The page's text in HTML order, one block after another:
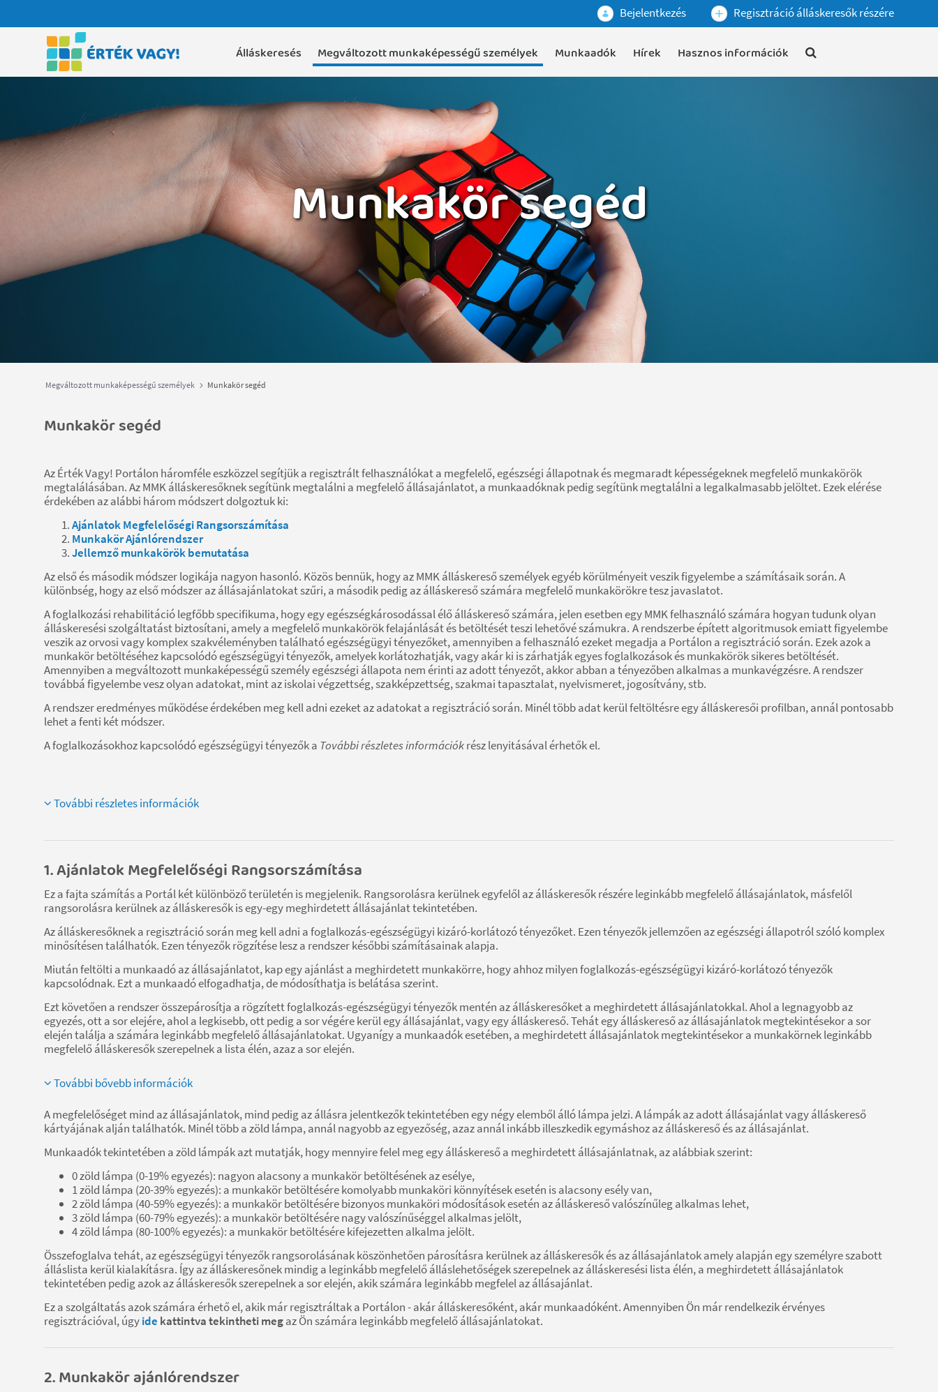
Bejelentkezés Regisztráció álláskeresők részére
Álláskeresés Megváltozott munkaképességű személyek Munkaadók Hírek Hasznos információk
Munkakör segéd
Megváltozott munkaképességű személyek Munkakör segéd
Munkakör segéd
Az Érték Vagy! Portálon háromféle eszközzel segítjük a regisztrált felhasználókat a megfelelő, egészségi állapotnak és megmaradt képességeknek megfelelő munkakörök
megtalálásában. Az MMK álláskeresőknek segítünk megtalálni a megfelelő állásajánlatot, a munkaadóknak pedig segítünk megtalálni a legalkalmasabb jelöltet. Ezek elérése
érdekében az alábbi három módszert dolgoztuk ki:
Ajánlatok Megfelelőségi Rangsorszámítása
Munkakör Ajánlórendszer
Jellemző munkakörök bemutatása
Az első és második módszer logikája nagyon hasonló. Közös bennük, hogy az MMK álláskereső személyek egyéb körülményeit veszik figyelembe a számításaik során. A
különbség, hogy az első módszer az állásajánlatokat szűri, a második pedig az álláskereső számára megfelelő munkakörökre tesz javaslatot.
A foglalkozási rehabilitáció legfőbb specifikuma, hogy egy egészségkárosodással élő álláskereső számára, jelen esetben egy MMK felhasználó számára hogyan tudunk olyan
álláskeresési szolgáltatást biztosítani, amely a megfelelő munkakörök felajánlását és betöltését teszi lehetővé számukra. A rendszerbe épített algoritmusok emiatt figyelembe
veszik az orvosi vagy komplex szakvéleményben található egészségügyi tényezőket, amennyiben a felhasználó ezeket megadja a Portálon a regisztráció során. Ezek azok a
munkakör betöltéséhez kapcsolódó egészségügyi tényezők, amelyek korlátozhatják, vagy akár ki is zárhatják egyes foglalkozások és munkakörök sikeres betöltését.
Amennyiben a megváltozott munkaképességű személy egészségi állapota nem érinti az adott tényezőt, akkor abban a tényezőben alkalmas a munkavégzésre. A rendszer
továbbá figyelembe vesz olyan adatokat, mint az iskolai végzettség, szakképzettség, szakmai tapasztalat, nyelvismeret, jogosítvány, stb.
A rendszer eredményes működése érdekében meg kell adni ezeket az adatokat a regisztráció során. Minél több adat kerül feltöltésre egy álláskeresői profilban, annál pontosabb
lehet a fenti két módszer.
A foglalkozásokhoz kapcsolódó egészségügyi tényezők a További részletes információkrész lenyitásával érhetők el.
További részletes információk
1. Ajánlatok Megfelelőségi Rangsorszámítása
Ez a fajta számítás a Portál két különböző területén is megjelenik. Rangsorolásra kerülnek egyfelől az álláskeresők részére leginkább megfelelő állásajánlatok, másfelől
rangsorolásra kerülnek az álláskeresők is egy-egy meghirdetett állásajánlat tekintetében.
Az álláskeresőknek a regisztráció során meg kell adni a foglalkozás-egészségügyi kizáró-korlátozó tényezőket. Ezen tényezők jellemzően az egészségi állapotról szóló komplex
minősítésen találhatók. Ezen tényezők rögzítése lesz a rendszer későbbi számításainak alapja.
Miután feltölti a munkaadó az állásajánlatot, kap egy ajánlást a meghirdetett munkakörre, hogy ahhoz milyen foglalkozás-egészségügyi kizáró-korlátozó tényezők
kapcsolódnak. Ezt a munkaadó elfogadhatja, de módosíthatja is belátása szerint.
Ezt követően a rendszer összepárosítja a rögzített foglalkozás-egészségügyi tényezők mentén az álláskeresőket a meghirdetett állásajánlatokkal. Ahol a legnagyobb az
egyezés, ott a sor elejére, ahol a legkisebb, ott pedig a sor végére kerül egy állásajánlat, vagy egy álláskereső. Tehát egy álláskereső az állásajánlatok megtekintésekor a sor
elején találja a számára leginkább megfelelő állásajánlatokat. Ugyanígy a munkaadók esetében, a meghirdetett állásajánlatok megtekintésekor a munkakörnek leginkább
megfelelő álláskeresők szerepelnek a lista élén, azaz a sor elején.
További bővebb információk
A megfelelőséget mind az állásajánlatok, mind pedig az állásra jelentkezők tekintetében egy négy elemből álló lámpa jelzi. A lámpák az adott állásajánlat vagy álláskereső
kártyájának alján találhatók. Minél több a zöld lámpa, annál nagyobb az egyezőség, azaz annál inkább illeszkedik egymáshoz az álláskereső és az állásajánlat.
Munkaadók tekintetében a zöld lámpák azt mutatják, hogy mennyire felel meg egy álláskereső a meghirdetett állásajánlatnak, az alábbiak szerint:
0 zöld lámpa (0-19% egyezés): nagyon alacsony a munkakör betöltésének az esélye,
1 zöld lámpa (20-39% egyezés): a munkakör betöltésére komolyabb munkaköri könnyítések esetén is alacsony esély van,
2 zöld lámpa (40-59% egyezés): a munkakör betöltésére bizonyos munkaköri módosítások esetén az álláskereső valószínűleg alkalmas lehet,
3 zöld lámpa (60-79% egyezés): a munkakör betöltésére nagy valószínűséggel alkalmas jelölt,
4 zöld lámpa (80-100% egyezés): a munkakör betöltésére kifejezetten alkalma jelölt.
Összefoglalva tehát, az egészségügyi tényezők rangsorolásának köszönhetően párosításra kerülnek az álláskeresők és az állásajánlatok amely alapján egy személyre szabott
álláslista kerül kialakításra. Így az álláskeresőnek mindig a leginkább megfelelő álláslehetőségek szerepelnek az álláskeresési lista élén, a meghirdetett állásajánlatok
tekintetében pedig azok az álláskeresők szerepelnek a sor elején, akik számára leginkább megfelel az állásajánlat.
Ez a szolgáltatás azok számára érhető el, akik már regisztráltak a Portálon - akár álláskeresőként, akár munkaadóként. Amennyiben Ön már rendelkezik érvényes
regisztrációval, úgyide kattintva tekintheti megaz Ön számára leginkább megfelelő állásajánlatokat.
2. Munkakör ajánlórendszer